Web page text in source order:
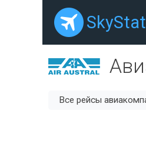
Все рейсы